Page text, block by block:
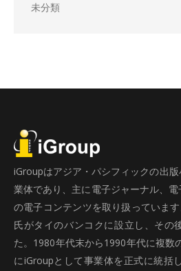
未分類
iGroupはアジア・パシフィックの出
業体であり、主に電子ジャーナル、
の電子コンテンツを取り扱っていま
氏がタイのバンコクに設立し、その
た。1980年代末から1990年代に複数
にiGroupとして事業体を正式に統括